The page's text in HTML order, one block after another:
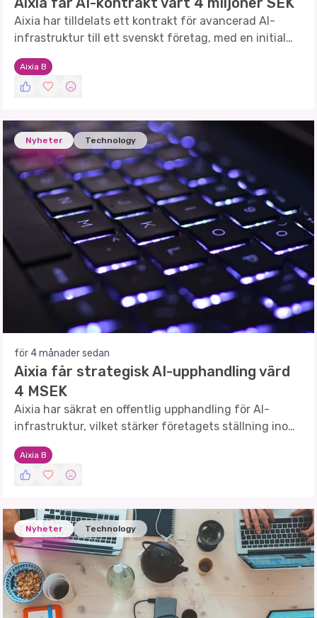
Aixia har tilldelats ett kontrakt för avancerad AI-
infrastruktur till ett svenskt företag, med en initial
ordervärde på 4 miljoner SEK.
Aixia B
Nyheter Technology
för 4 månader sedan
Aixia får strategisk AI-upphandling värd
4 MSEK
Aixia har säkrat en offentlig upphandling för AI-
infrastruktur, vilket stärker företagets ställning inom
avancerad teknologi.
Aixia B
Nyheter Technology